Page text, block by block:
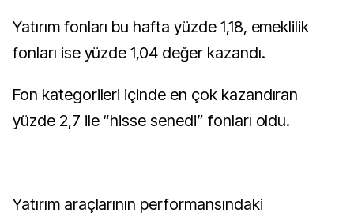
Yatırım fonları bu hafta yüzde 1,18, emeklilik
fonları ise yüzde 1,04 değer kazandı.
Fon kategorileri içinde en çok kazandıran
yüzde 2,7 ile “hisse senedi” fonları oldu.
Yatırım araçlarının performansındaki